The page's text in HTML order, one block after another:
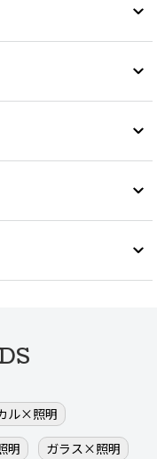
ル×照明
明
ガラス×照明